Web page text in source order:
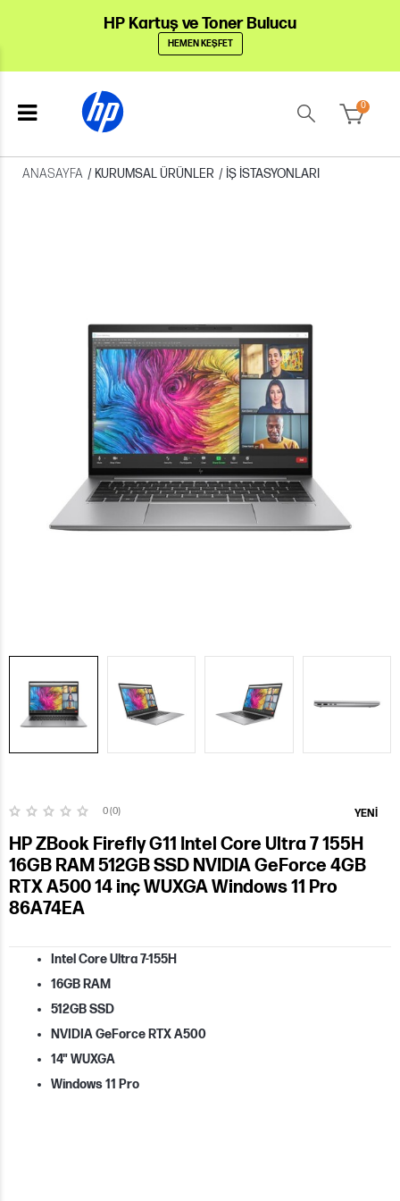
HP Kartuş ve Toner Bulucu
HEMEN KEŞFET
0
ANASAYFA / KURUMSAL ÜRÜNLER / İŞ İSTASYONLARI
YENI
0 (0)
HP ZBook Firefly G11 Intel Core Ultra 7 155H
16GB RAM 512GB SSD NVIDIA GeForce 4GB
RTX A500 14 inç WUXGA Windows 11 Pro
86A74EA
Intel Core Ultra 7-155H
16GB RAM
512GB SSD
NVIDIA GeForce RTX A500
14" WUXGA
Windows 11 Pro